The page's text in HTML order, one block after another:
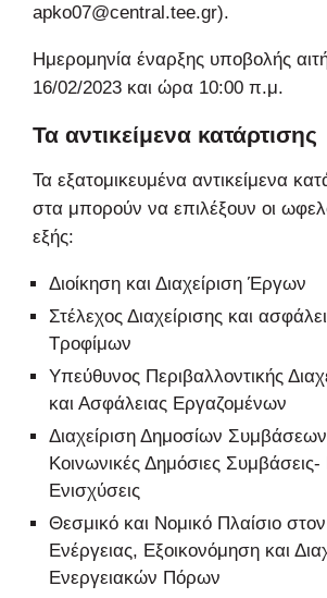
apko07@central.tee.gr).
Ημερομηνία έναρξης υποβολής
16/02/2023 και ώρα 10:00 π.μ.
Τα αντικείμενα κατάρτισης
Τα εξατομικευμένα αντικείμενα
στα μπορούν να επιλέξουν οι
εξής:
Διοίκηση και Διαχείριση Έργων
Στέλεχος Διαχείρισης και
Τροφίμων
Υπεύθυνος Περιβαλλοντικής
και Ασφάλειας Εργαζομένων
Διαχείριση Δημοσίων
Κοινωνικές Δημόσιες Συμβάσεις-
Ενισχύσεις
Θεσμικό και Νομικό Πλαίσιο
Ενέργειας, Εξοικονόμηση και
Ενεργειακών Πόρων